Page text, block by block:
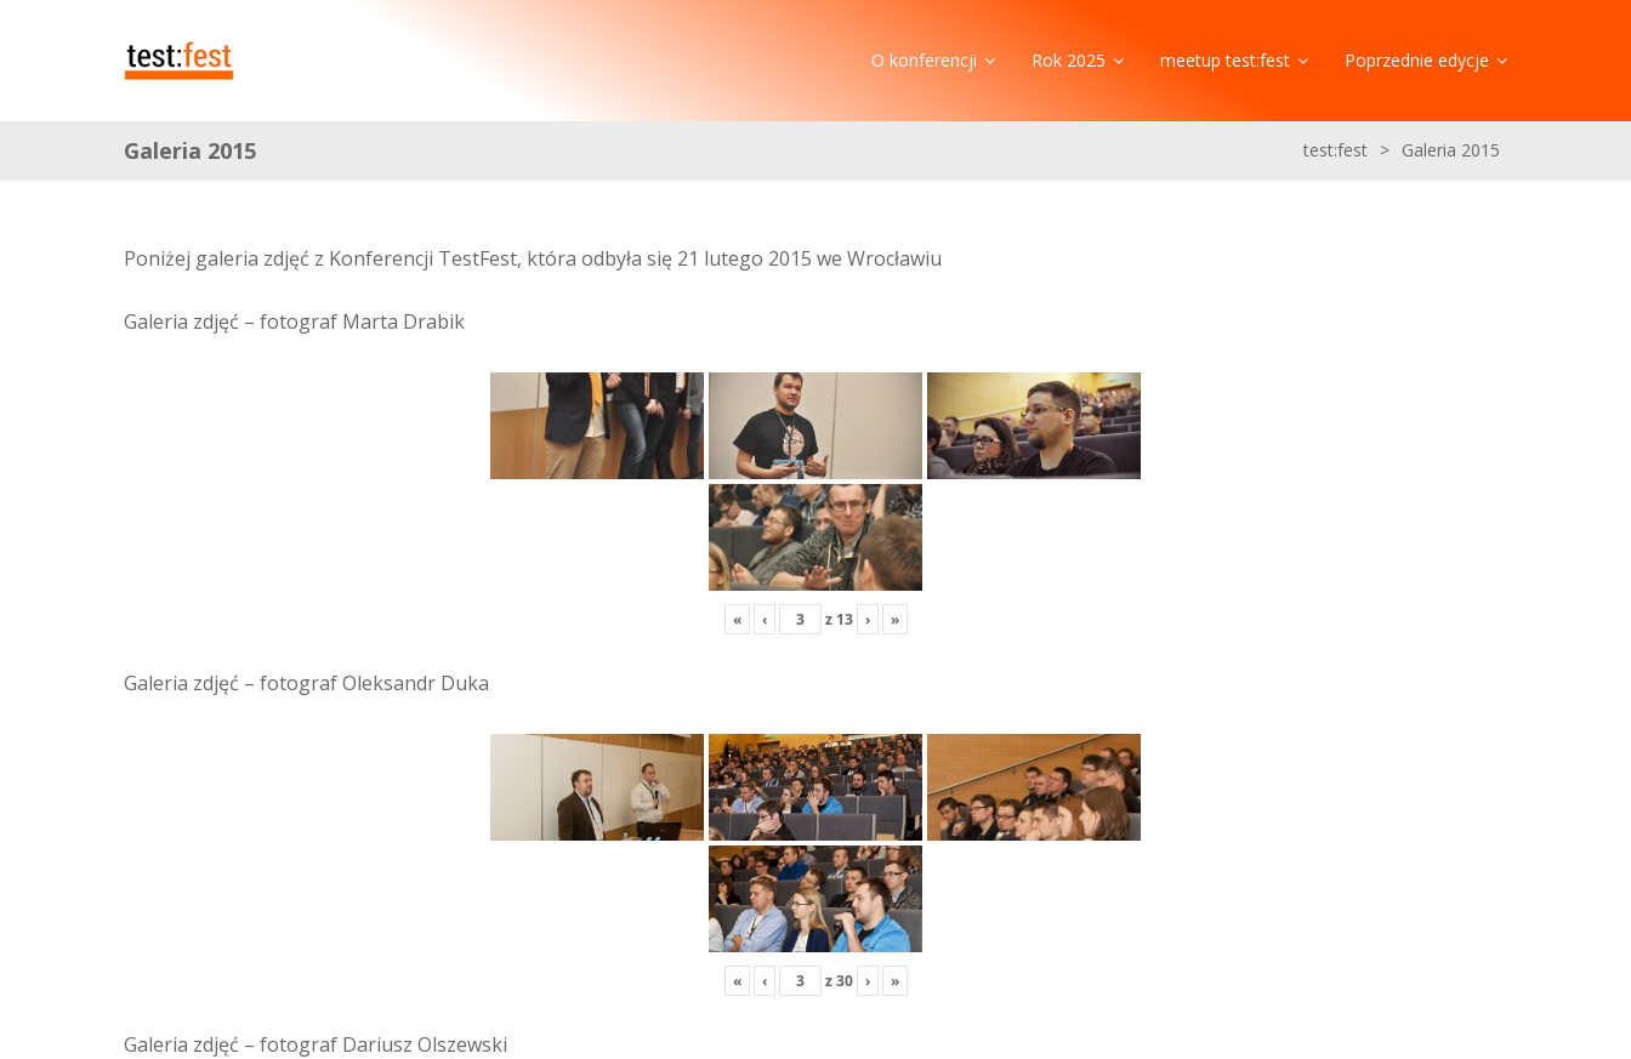
O konferencji Rok 2025 meetup test:fest Poprzednie edycje
Galeria 2015 test:fest > Galeria 2015
Poniżej galeria zdjęć z Konferencji TestFest, która odbyła się 21 lutego 2015 we Wrocławiu
Galeria zdjęć – fotograf Marta Drabik
« ‹ z 13 › »
Galeria zdjęć – fotograf Oleksandr Duka
« ‹ z30 › »
Galeria zdjęć – fotograf Dariusz Olszewski